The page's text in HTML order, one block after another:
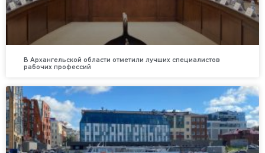
В Архангельской области отметили лучших специалистов
рабочих профессий